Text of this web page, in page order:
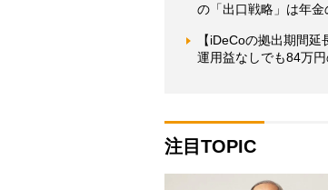
の「出口戦略」は年
【iDeCoの拠出期間
運用益なしでも84万
注目TOPIC